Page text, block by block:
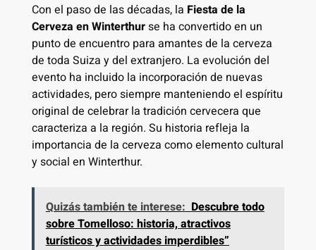
Con el paso de las décadas, la Fiesta de la
Cerveza en Winterthurse ha convertido en un
punto de encuentro para amantes de la cerveza
de toda Suiza y del extranjero. La evolución del
evento ha incluido la incorporación de nuevas
actividades, pero siempre manteniendo el espíritu
original de celebrar la tradición cervecera que
caracteriza a la región. Su historia refleja la
importancia de la cerveza como elemento cultural
y social en Winterthur.
Quizás también te interese: Descubre todo
sobre Tomelloso: historia, atractivos
turísticos y actividades imperdibles”